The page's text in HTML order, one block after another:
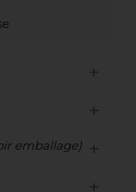
emballage)